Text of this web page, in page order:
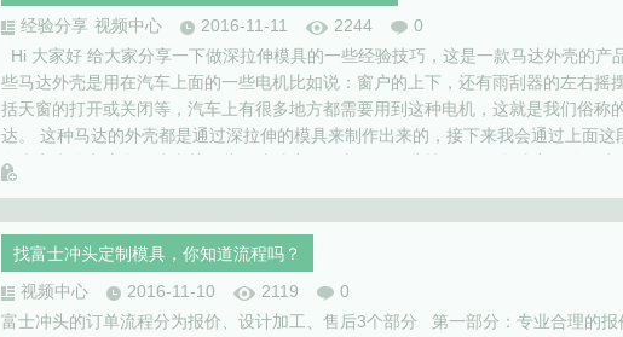
经验分享 视频中心 2016-11-11 2244
0
Hi 大家好 给大家分享一下做深拉伸模具的一些经验技巧，这是一款马达外壳的产
些马达外壳是用在汽车上面的一些电机比如说：窗户的上下，还有雨刮器的左右摇
括天窗的打开或关闭等，汽车上有很多地方都需要用到这种电机，这就是我们俗称
达。 这种马达的外壳都是通过深拉伸的模具来制作出来的，接下来我会通过上面这
向大家来分享这个马达壳某一些尺寸精度保证方面的一些技巧。 一个精度好的马达
找富士冲头定制模具，你知道流程吗？
视频中心
2016-11-10 2119
0
富士冲头的订单流程分为报价、设计加工、售后3个部分 第一部分：专业合理的报